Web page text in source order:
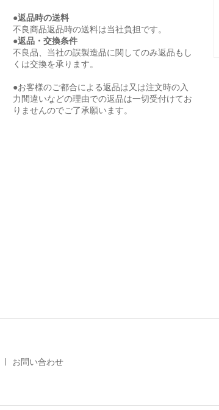
●返品時の送料
不良商品返品時の送料は当社負担です。
●返品・交換条件
不良品、当社の誤製造品に関してのみ返品もし
くは交換を承ります。
●お客様のご都合による返品は又は注文時の入
力間違いなどの理由での返品は一切受付けてお
りませんのでご了承願います。
お問い合わせ